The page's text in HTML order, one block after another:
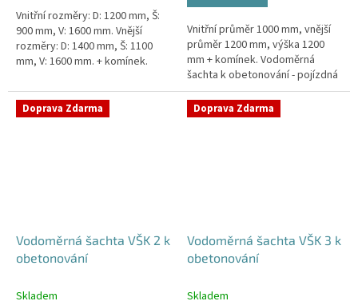
hvězdiček.
Vnitřní rozměry: D: 1200 mm, Š:
900 mm, V: 1600 mm. Vnější
rozměry: D: 1400 mm, Š: 1100
mm, V: 1600 mm. + komínek.
bez obetonováníStandardní...
Vnitřní průměr 1000 mm, vnější
průměr 1200 mm, výška 1200
mm + komínek. Vodoměrná
šachta k obetonování - pojízdná
i pod parkovací stáníStandardní
prostupy šachty DN32 (jiné na...
Doprava Zdarma
Vodoměrná šachta VŠK 2 k
obetonování
Skladem
Doprava Zdarma
Vodoměrná šachta VŠK 3 k
obetonování
Skladem